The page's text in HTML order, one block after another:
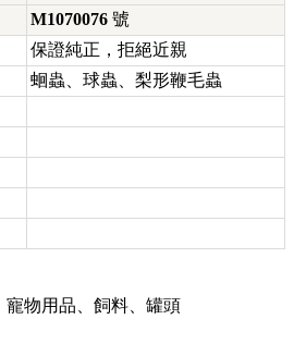
M1070076 號
保證純正，拒絕近親
蛔蟲、球蟲、梨形鞭毛蟲
物用品、飼料、罐頭